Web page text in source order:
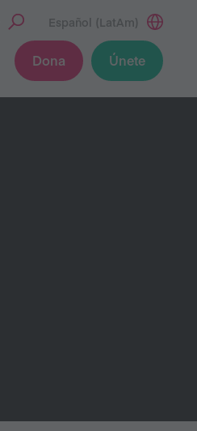
Español (LatAm)
Dona Únete